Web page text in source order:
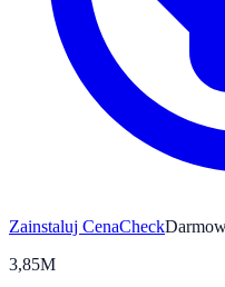
Zainstaluj CenaCheck
3,85M